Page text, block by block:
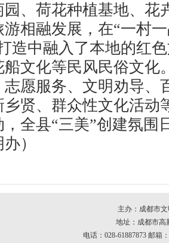
、荷花种植基地、花
相融发展，在“一村
造中融入了本地的红
船文化等民风民俗文化
志愿服务、文明劝导、
贤、群众性文化活动
全县“三美”创建氛围
）
主办：成都市
地址：成都市高
电话：028-61887873 邮箱